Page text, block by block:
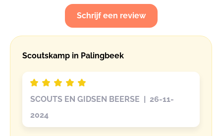
Schrijf een review
Scoutskamp in Palingbeek
SCOUTS EN GIDSEN BEERSE | 26-11-
2024